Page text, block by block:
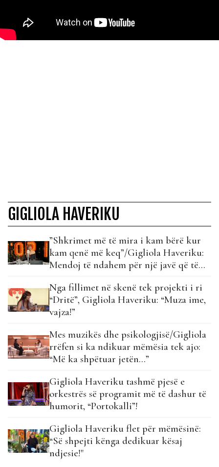
GIGLIOLA HAVERIKU
”Shkrimet më të mira i kam bërë kur
kam qenë më keq”/Gigliola Haveriku:
Mendoj të ndahem për një javë që të
Nga fillimet në skenë tek projekti i ri
“Dritë”, Gigliola Haveriku: “Muza ime,
vajza!”
Mes muzikës dhe psikologjisë/Gigliola
rrëfen si ka ndikuar mëmësia tek ajo:
“Më ka shpëtuar jetën…”
Gigliola Haveriku tashmë pjesë e
orkestrës së programit më të dashur të
humorit, “Portokalli”!
Gigliola Haveriku flet për mëmësinë:
“Së shpejti kënga dedikuar kësaj
ndjesie!"